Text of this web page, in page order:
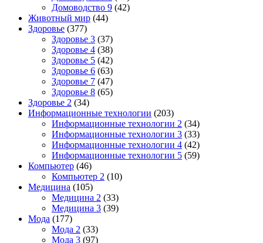
Домоводство 9 (42)
Животный мир (44)
Здоровье (377)
Здоровье 3 (37)
Здоровье 4 (38)
Здоровье 5 (42)
Здоровье 6 (63)
Здоровье 7 (47)
Здоровье 8 (65)
Здоровье 2 (34)
Информационные технологии (203)
Информационные технологии 2 (34)
Информационные технологии 3 (33)
Информационные технологии 4 (42)
Информационные технологии 5 (59)
Компьютер (46)
Компьютер 2 (10)
Медицина (105)
Медицина 2 (33)
Медицина 3 (39)
Мода (177)
Мода 2 (33)
Мода 3 (97)